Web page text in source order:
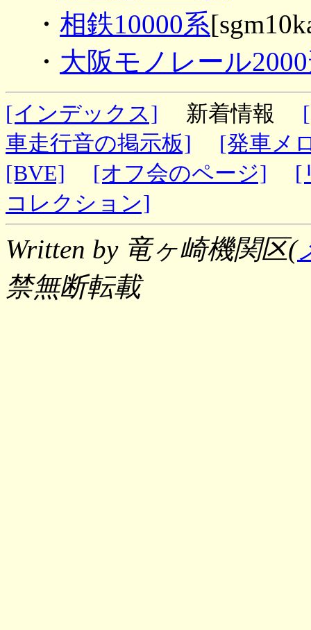
・ 相鉄10000系
・ 大阪モノレール
[インデックス] 新着情報
車走行音の掲示板]
[発車メ
[BVE]
[オフ会のページ]
[
コレクション]
Written by 竜ヶ崎機関区(
禁無断転載